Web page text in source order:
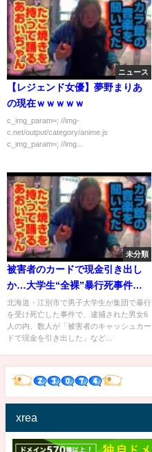
ニュース
【レジェンド女優】夢野まりあ
の現在ｗｗｗｗｗ
c_img_param=; //img-
c.net/output/category/anime.js
c_img_param=; //img...
未分類
被害者のカードで現金引き出し
か…大学生“全裸”暴行死事件で
交際相手・八木原亜麻容疑者
（20）ら6人逮捕 北海道・江別
市
北海道・江別市で男子大学生が集団で暴行
を受け死亡した事件で、逮捕された男女6
人の内、数人が「被害者のキャッシュカー
ドで現金を引き出した」など...
xrea